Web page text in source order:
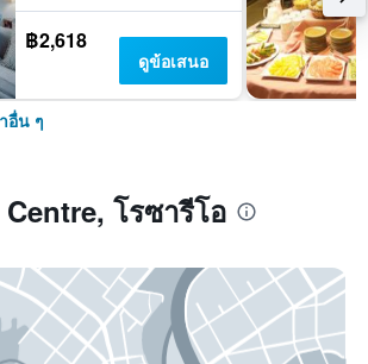
฿2,618
ดูข้อเสนอ
อื่น ๆ
โรซารีโอ